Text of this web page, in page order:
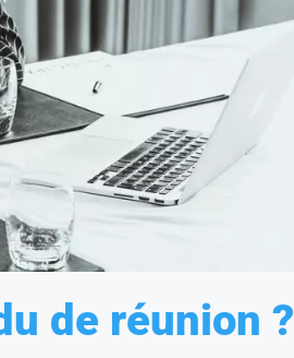
de réunion ?